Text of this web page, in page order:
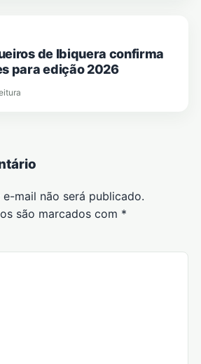
de Ibiquera confirma
para edição 2026
mail não será publicado.
são marcados com *